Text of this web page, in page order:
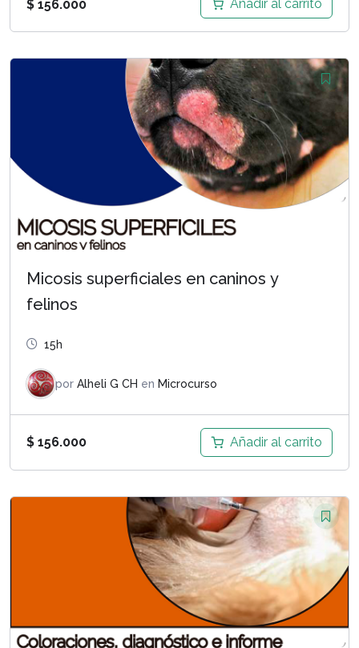
$ 156.000 Añadir al carrito
Micosis superficiales en caninos y
felinos
15h
por Alheli G CH en Microcurso
$ 156.000 Añadir al carrito